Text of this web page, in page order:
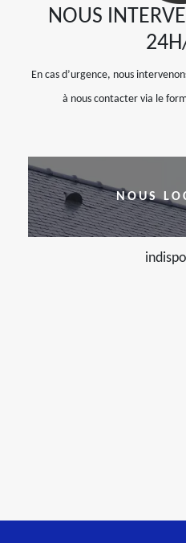
NOUS
En cas d’urgence, nous
à nous contacter via le
NOUS